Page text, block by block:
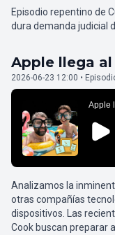
Episodio repentino de
dura demanda judicial
Apple llega
2026-06-23 12:00 •
Analizamos la
otras compañías
dispositivos. Las
Cook buscan preparar